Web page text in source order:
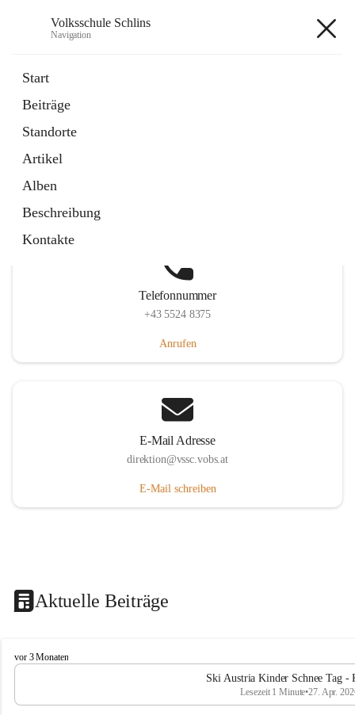
Volksschule Schlins
Navigation
Start
Beiträge
Standorte
Artikel
Alben
Beschreibung
Kontakte
Telefonnummer
+43 5524 8375
Anrufen
E-Mail Adresse
direktion@vssc.vobs.at
E-Mail schreiben
Aktuelle Beiträge
V
o
k
vor 3 Monaten
Ski Austria Kinder Schnee Tag -
Lesezeit 1 Minute•27. Apr.